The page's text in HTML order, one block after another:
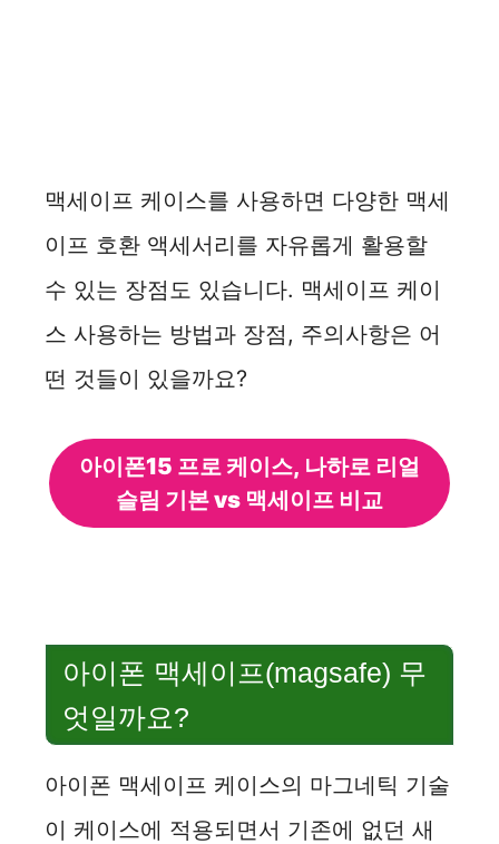
맥세이프 케이스를 사용하면 다양한 맥세
이프 호환 액세서리를 자유롭게 활용할
수 있는 장점도 있습니다. 맥세이프 케이
스 사용하는 방법과 장점, 주의사항은 어
떤 것들이 있을까요?
아이폰15 프로 케이스, 나하로 리얼
슬림 기본 vs 맥세이프 비교
아이폰 맥세이프(magsafe) 무
엇일까요?
아이폰 맥세이프 케이스의 마그네틱 기술
이 케이스에 적용되면서 기존에 없던 새